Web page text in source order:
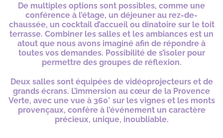
De multiples options sont possibles, comme une
conférence à l’étage, un déjeuner au rez-de-
chaussée, un cocktail d’accueil ou dinatoire sur le toit
terrasse. Combiner les salles et les ambiances est un
atout que nous avons imaginé afin de répondre à
toutes vos demandes. Possibilité de s’isoler pour
permettre des groupes de réflexion.
Deux salles sont équipées de vidéoprojecteurs et de
grands écrans. L’immersion au cœur de la Provence
Verte, avec une vue à 360° sur les vignes et les monts
provençaux, confère à l’événement un caractère
précieux, unique, inoubliable.